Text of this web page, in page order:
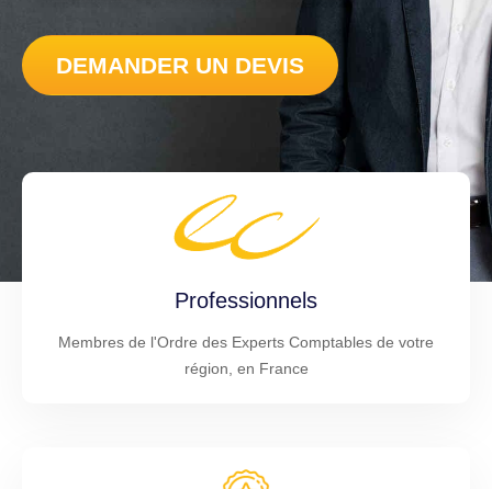
DEMANDER UN DEVIS
Professionnels
Membres de l'Ordre des Experts Comptables de votre
région, en France